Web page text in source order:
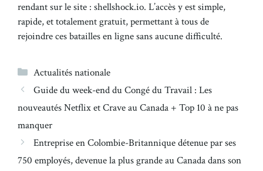
rendant sur le site : shellshock.io. L’accès y est simple,
rapide, et totalement gratuit, permettant à tous de
rejoindre ces batailles en ligne sans aucune difficulté.
Catégories
Actualités nationale
Guide du week-end du Congé du Travail : Les
nouveautés Netflix et Crave au Canada + Top 10 à ne pas
manquer
Entreprise en Colombie-Britannique détenue par ses
750 employés, devenue la plus grande au Canada dans son